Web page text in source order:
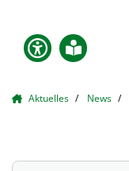
Aktuelles News